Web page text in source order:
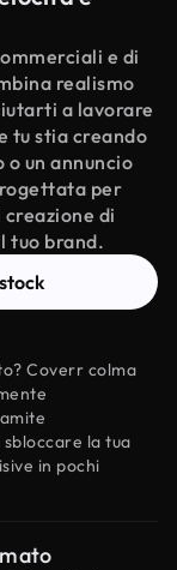
e di
realismo
a lavorare
tu stia creando
o un annuncio
per
di
tuo brand.
Coverr colma
la tua
in pochi